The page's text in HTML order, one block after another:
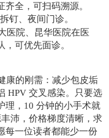
全，可扫码溯源。
钉、夜间门诊。
医院、昆华医院在医
可优先面诊。
康的刚需：减少包皮垢
HPV 交叉感染。只要选
理，10 分钟的小手术就
沛，价格梯度清晰，求
每一位读者都能少一份